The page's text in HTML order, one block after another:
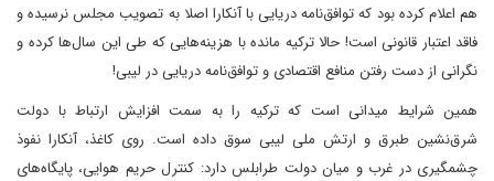
هم اعلام کرده بود که توافق‌نامه دریایی با آنکارا اصلا به تصویب مجلس نرسیده و
فاقد اعتبار قانونی است! حالا ترکیه مانده با هزینه‌هایی که طی این سال‌ها کرده و
نگرانی از دست رفتن منافع اقتصادی و توافق‌نامه دریایی در لیبی!
همین شرایط میدانی است که ترکیه را به سمت افزایش ارتباط با دولت
شرق‌نشین طبرق و ارتش ملی لیبی سوق داده است. روی کاغذ، آنکارا نفوذ
چشمگیری در غرب و میان دولت طرابلس دارد: کنترل حریم هوایی، پایگاه‌های